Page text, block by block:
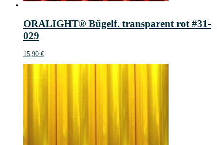
ORALIGHT® Bügelf. transparent rot #31-
029
15,90 €